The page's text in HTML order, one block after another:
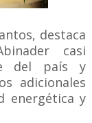
destaca
casi
del país y
adicionales
energética y